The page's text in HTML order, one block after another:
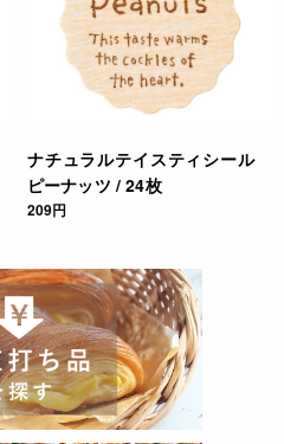
ナチュラルテイスティシール
ピーナッツ / 24枚
209円